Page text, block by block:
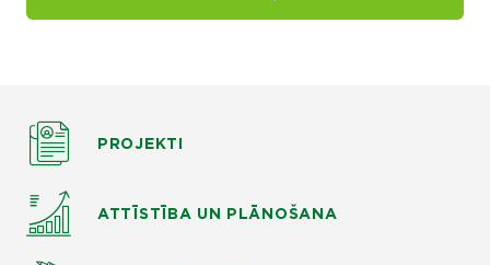
PROJEKTI
ATTĪSTĪBA UN PLĀNOŠANA